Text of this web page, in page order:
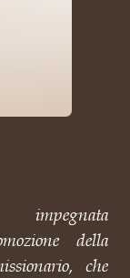
della
che